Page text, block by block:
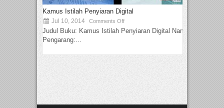
Kamus Istilah Penyiaran Digital
Jul 10, 2014 Comments Off
Judul Buku: Kamus Istilah Penyiaran Digital Nama
Pengarang:...